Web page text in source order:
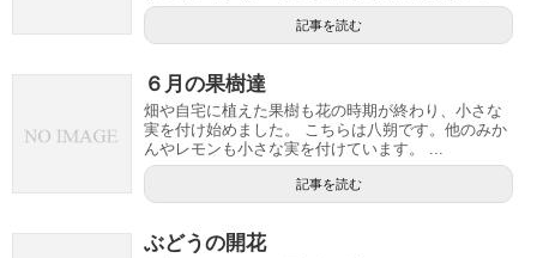
記事を読む
６月の果樹達
畑や自宅に植えた果樹も花の時期が終わり、小さな
実を付け始めました。 こちらは八朔です。他のみか
んやレモンも小さな実を付けています。 ...
記事を読む
ぶどうの開花